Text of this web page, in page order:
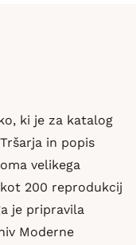
ki je za katalog
in popis
velikega
200 reprodukcij
je pripravila
Moderne